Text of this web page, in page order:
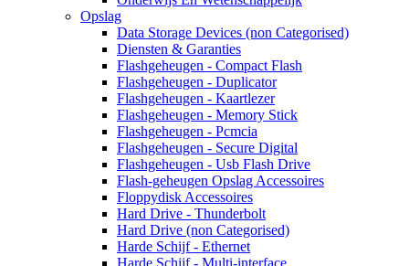
Opslag
Data Storage Devices (non Categorised)
Diensten & Garanties
Flashgeheugen - Compact Flash
Flashgeheugen - Duplicator
Flashgeheugen - Kaartlezer
Flashgeheugen - Memory Stick
Flashgeheugen - Pcmcia
Flashgeheugen - Secure Digital
Flashgeheugen - Usb Flash Drive
Flash-geheugen Opslag Accessoires
Floppydisk Accessoires
Hard Drive - Thunderbolt
Hard Drive (non Categorised)
Harde Schijf - Ethernet
Harde Schijf - Multi-interface